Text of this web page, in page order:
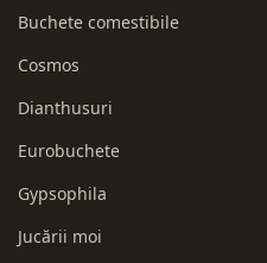
Buchete comestibile
Cosmos
Dianthusuri
Eurobuchete
Gypsophila
Jucării moi